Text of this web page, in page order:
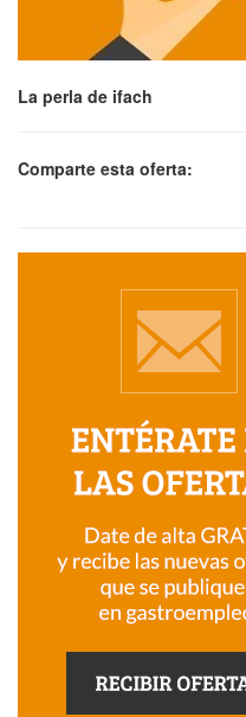
La perla de ifach
Comparte esta oferta: